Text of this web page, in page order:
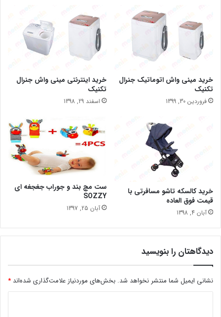
خرید مینی واش اتوماتیک جنرال
تکنیک
فروردین 30, 1399
خرید اینترنتی مینی واش جنرال
تکنیک
اسفند 29, 1398
خرید کالسکه تاشو مسافرتی با
قیمت فوق العاده
آبان 4, 1398
ست مچ بند و جوراب جغجغه ای
SOZZY
آبان 25, 1397
دیدگاهتان را بنویسید
نشانی ایمیل شما منتشر نخواهد شد. بخش‌های موردنیاز علامت‌گذاری شده‌اند *